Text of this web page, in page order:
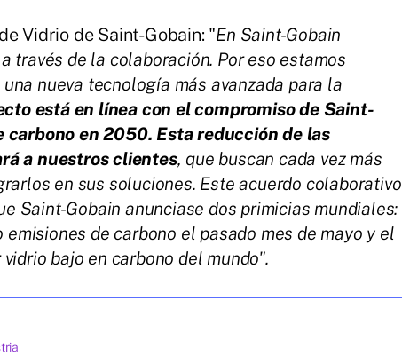
Vidrio de Saint-Gobain: "En Saint-Gobain
través de la colaboración. Por eso estamos
nueva tecnología más avanzada para la
está en línea con el compromiso de Saint-
en 2050. Esta reducción de las
a nuestros clientes, que buscan cada vez más
en sus soluciones. Este acuerdo colaborativo
Saint-Gobain anunciase dos primicias mundiales:
de carbono el pasado mes de mayo y el
bajo en carbono del mundo".